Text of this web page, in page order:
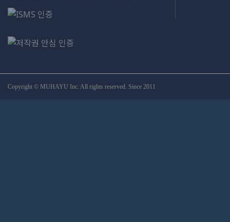
Copyright © MUHAYU Inc. All rights reserved. Since 2011